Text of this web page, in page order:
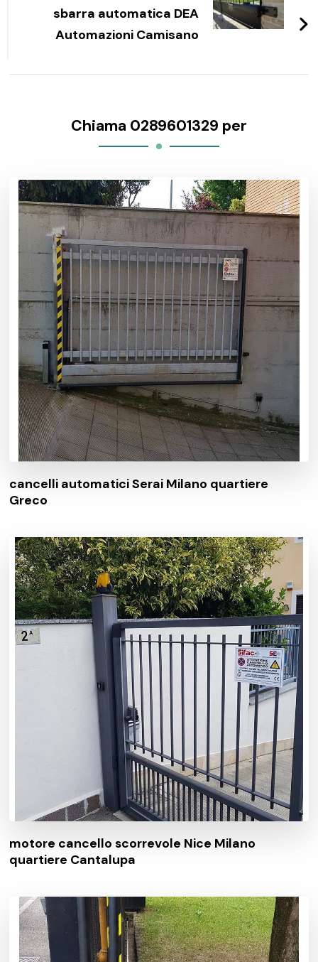
sbarra automatica DEA
Automazioni Camisano
Chiama 0289601329 per
cancelli automatici Serai Milano quartiere
Greco
motore cancello scorrevole Nice Milano
quartiere Cantalupa